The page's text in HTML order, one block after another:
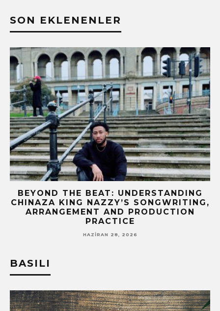
SON EKLENENLER
BEYOND THE BEAT: UNDERSTANDING
CHINAZA KING NAZZY’S SONGWRITING,
ARRANGEMENT AND PRODUCTION
PRACTICE
HAZIRAN 28, 2026
BASILI